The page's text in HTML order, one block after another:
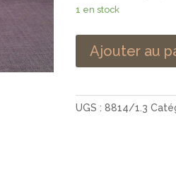
1 en stock
Ajouter au
UGS : 8814/1.3